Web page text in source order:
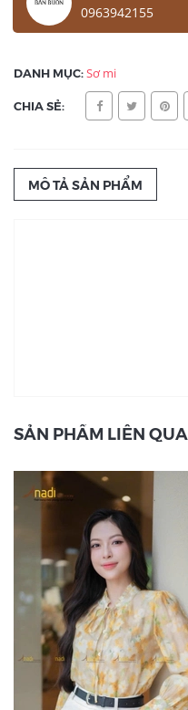
0963942155
DANH MỤC:Sơ mi
CHIA SẺ:
MÔ TẢ SẢN PHẨM
SẢN PHẨM LIÊN